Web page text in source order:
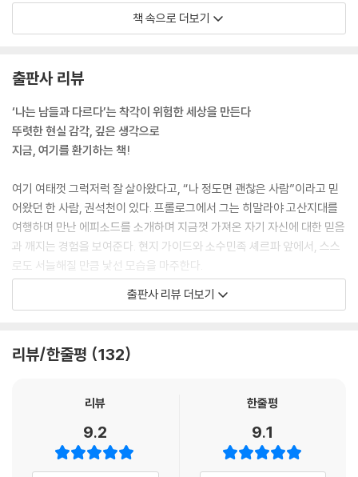
나, ‘조직의 쓴맛’을 봤을 때를 말하네. 그럼, ‘많이 배웠다’는 건 무슨 뜻일
까? 자신이 흑화한 것이 아니라 성장한 것이라고 말하는 거라네. 진정한
“한없이 약한 인간도 악마가 갖지 못한 힘을 가지고 있다. 그 힘은 가족, 친
구, 사람에 대한 마음이다. 오롯이 인간으로서 살고자 하는 마음이다. 악에
무릎 꿇지도, 용서하지도 않겠다는 마음이다. 그리하여, 인간이란 한계는
오히려 구원이 된다.”
---「아무도 미끼를 물지 않았다」중에서
“‘너를 위해’ 이데올로기는 위험하다. 진심으로 ‘너를 위한 것’일지라도 자
칫 너에게 무슨 일이든 할 수 있다는 의미로 변질되기 쉽다. 자식에 대한 관
심이 집착과 학대로, 사랑이 스토킹으로 변하는 건 순간이다. 너를 위한다
는 마음으로 얼마든지 무례해지고 잔인해질 수 있는 게 인간이다.”
---「의심하라, ‘너를 위한다’는 속삭임을」중에서
도 없이 화를 내는 것만이 분노조절장애가 아닙니다. 분노가 너무 잘 조절
니다. 화를 내야 할 때 화를 내는 게 인간입니다.”
---「자신만의 기억을 위해 싸울 때 당신은 인간답다」중에서
“개기는 것은 불필요한 행위로 보인다. 개겨봤자 달라지는 건 없기 때문이
책 속으로 더보기
출판사 리뷰
‘나는 남들과 다르다’는 착각이 위험한 세상을 만든다
뚜렷한 현실 감각, 깊은 생각으로
지금, 여기를 환기하는 책!
여기 여태껏 그럭저럭 잘 살아왔다고, “나 정도면 괜찮은 사람”이라고 믿
어왔던 한 사람, 권석천이 있다. 프롤로그에서 그는 히말라야 고산지대를
여행하며 만난 에피소드를 소개하며 지금껏 가져온 자기 자신에 대한 믿음
과 깨지는 경험을 보여준다. 현지 가이드와 소수민족 셰르파 앞에서, 스스
로도 서늘해질 만큼 낯선 모습을 마주한다.
폭언하진 않지만 감정을 거르지 않고 표현했고, 고마운 마음이 있지만 그
돌아보며 그는 스스로 질문한다.
착한 갑질과 나쁜 갑질은 어떻게 구분될 수 있는지, ‘나는 남들과 다르다’는
쉽게 변할 수 있는 존재라는 것까지. 다시 말해 ‘사람에 대한 예의’를 얼마
나 쉽고 편의적으로 잊어왔는지를 깨닫는다.
출판사 리뷰 더보기
리뷰/한줄평 132
리뷰
9.2
한줄평
9.1